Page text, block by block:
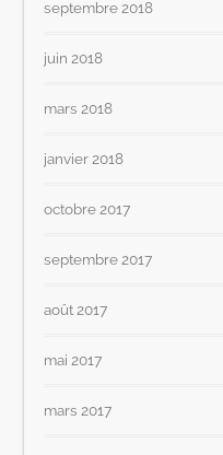
septembre 2018
juin 2018
mars 2018
janvier 2018
octobre 2017
septembre 2017
août 2017
mai 2017
mars 2017